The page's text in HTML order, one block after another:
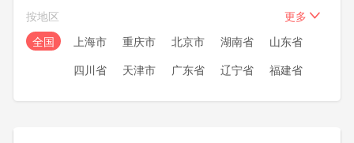
按地区
更多
全国
上海市 重庆市 北京市 湖南省
山东省
四川省
天津市 广东省 辽宁省
福建省
浙江省
安徽省 湖北省 江苏省
河南省